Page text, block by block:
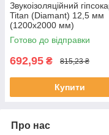
Звукоізоляційний
Titan (Diamant) 12,5 мм
(1200x2000 мм)
Готово до відправки
692,95 ₴ 815,23 ₴
Купити
Про нас